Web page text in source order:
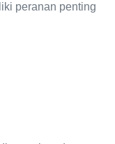
peranan penting